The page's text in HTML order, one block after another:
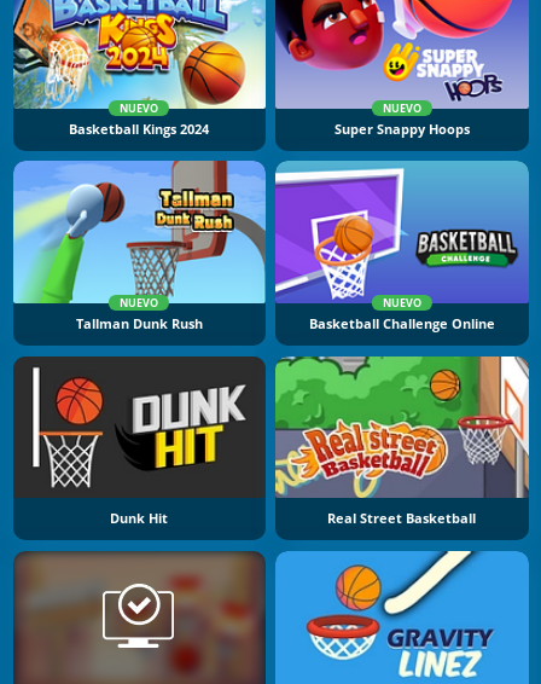
NUEVO
Basketball Kings 2024
NUEVO
Super Snappy Hoops
NUEVO
Tallman Dunk Rush
NUEVO
Basketball Challenge Online
Dunk Hit Real Street Basketball